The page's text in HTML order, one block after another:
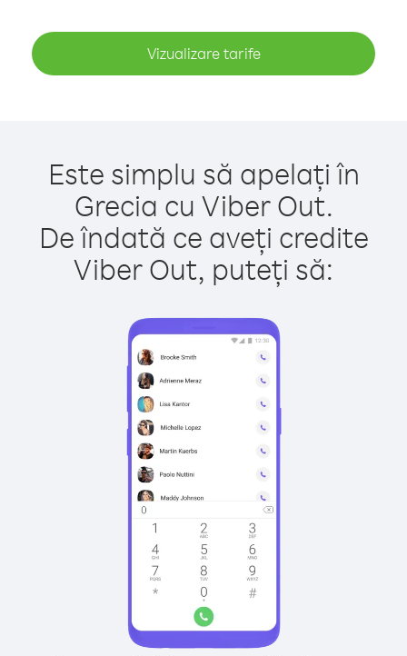
Vizualizare tarife
Este simplu să apelați în
Grecia cu Viber Out.
De îndată ce aveți credite
Viber Out, puteți să: